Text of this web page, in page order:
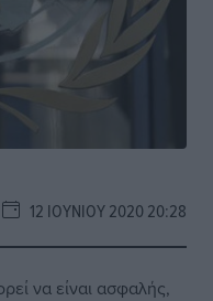
12 ΙΟΥΝΊΟΥ 2020 20:28
να είναι ασφαλής,